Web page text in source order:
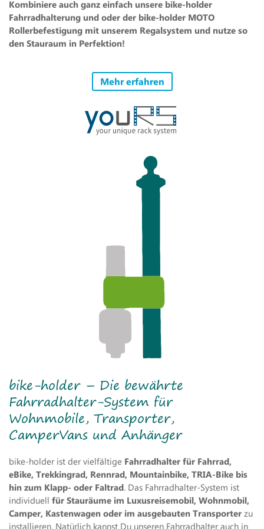
Kombiniere auch ganz einfach unsere bike-holder
Fahrradhalterung und oder der bike-holder MOTO
Rollerbefestigung mit unserem Regalsystem und nutze so
den Stauraum in Perfektion!
Mehr erfahren
bike-holder – Die bewährte
Fahrradhalter-System für
Wohnmobile, Transporter,
CamperVans und Anhänger
bike-holder ist der vielfältige Fahrradhalter für Fahrrad,
eBike, Trekkingrad, Rennrad, Mountainbike, TRIA-Bike bis
hin zum Klapp- oder Faltrad. Das Fahrradhalter-System ist
individuell für Stauräume im Luxusreisemobil, Wohnmobil,
Camper, Kastenwagen oder im ausgebauten Transporter zu
installieren. Natürlich kannst Du unseren Fahrradhalter auch in